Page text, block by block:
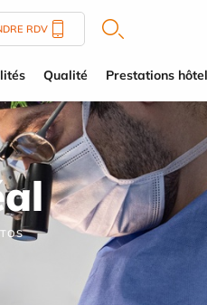
RDV
Qualité Prestations